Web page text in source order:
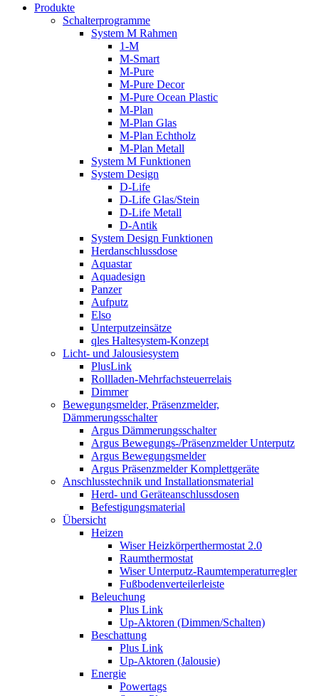
Produkte
Schalterprogramme
System M Rahmen
1-M
M-Smart
M-Pure
M-Pure Decor
M-Pure Ocean Plastic
M-Plan
M-Plan Glas
M-Plan Echtholz
M-Plan Metall
System M Funktionen
System Design
D-Life
D-Life Glas/Stein
D-Life Metall
D-Antik
System Design Funktionen
Herdanschlussdose
Aquastar
Aquadesign
Panzer
Aufputz
Elso
Unterputzeinsätze
qles Haltesystem-Konzept
Licht- und Jalousiesystem
PlusLink
Rollladen-Mehrfachsteuerrelais
Dimmer
Bewegungsmelder, Präsenzmelder,
Dämmerungsschalter
Argus Dämmerungsschalter
Argus Bewegungs-/Präsenzmelder Unterputz
Argus Bewegungsmelder
Argus Präsenzmelder Komplettgeräte
Anschlusstechnik und Installationsmaterial
Herd- und Geräteanschlussdosen
Befestigungsmaterial
Übersicht
Heizen
Wiser Heizkörperthermostat 2.0
Raumthermostat
Wiser Unterputz-Raumtemperaturregler
Fußbodenverteilerleiste
Beleuchung
Plus Link
Up-Aktoren (Dimmen/Schalten)
Beschattung
Plus Link
Up-Aktoren (Jalousie)
Energie
Powertags